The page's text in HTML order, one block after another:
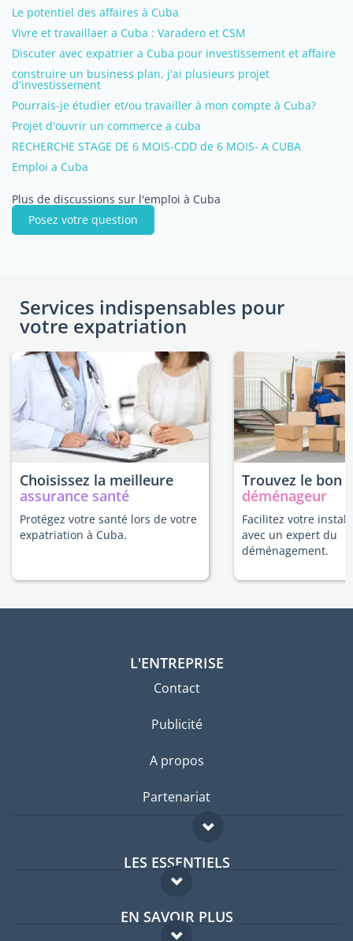
Le potentiel des affaires à Cuba
Vivre et travaillaer a Cuba : Varadero et CSM
Discuter avec expatrier a Cuba pour investissement et affaire
construire un business plan, j'ai plusieurs projet
d'investissement
Pourrais-je étudier et/ou travailler à mon compte à Cuba?
Projet d'ouvrir un commerce a cuba
RECHERCHE STAGE DE 6 MOIS-CDD de 6 MOIS- A CUBA
Emploi a Cuba
Plus de discussions sur l'emploi à Cuba
Posez votre question
Services indispensables pour
votre expatriation
Choisissez la meilleure
assurance santé
Protégez votre santé lors de votre
expatriation à Cuba.
Trouvez le bon
déménageur
Facilitez votre
avec un expert du
déménagement.
L'ENTREPRISE
Contact
Publicité
A propos
Partenariat
LES ESSENTIELS
Forum expatriés
Guides pays
EN SAVOIR PLUS